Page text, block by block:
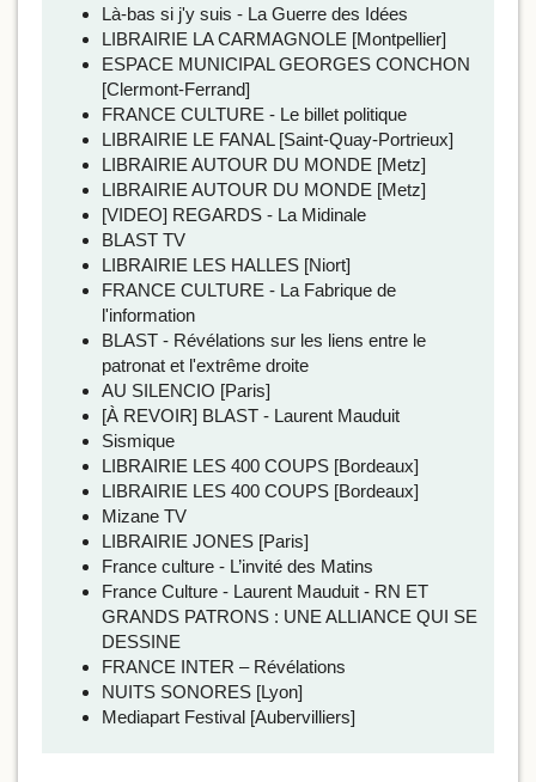
Là-bas si j'y suis - La Guerre des Idées
LIBRAIRIE LA CARMAGNOLE [Montpellier]
ESPACE MUNICIPAL GEORGES CONCHON
[Clermont-Ferrand]
FRANCE CULTURE - Le billet politique
LIBRAIRIE LE FANAL [Saint-Quay-Portrieux]
LIBRAIRIE AUTOUR DU MONDE [Metz]
LIBRAIRIE AUTOUR DU MONDE [Metz]
[VIDEO] REGARDS - La Midinale
BLAST TV
LIBRAIRIE LES HALLES [Niort]
FRANCE CULTURE - La Fabrique de
l'information
BLAST - Révélations sur les liens entre le
patronat et l'extrême droite
AU SILENCIO [Paris]
[À REVOIR] BLAST - Laurent Mauduit
Sismique
LIBRAIRIE LES 400 COUPS [Bordeaux]
LIBRAIRIE LES 400 COUPS [Bordeaux]
Mizane TV
LIBRAIRIE JONES [Paris]
France culture - L’invité des Matins
France Culture - Laurent Mauduit - RN ET
GRANDS PATRONS : UNE ALLIANCE QUI SE
DESSINE
FRANCE INTER – Révélations
NUITS SONORES [Lyon]
Mediapart Festival [Aubervilliers]